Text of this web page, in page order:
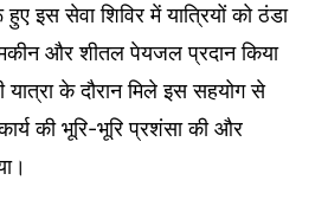
इस सेवा शिविर में यात्रियों को ठंडा
और शीतल पेयजल प्रदान किया
यात्रा के दौरान मिले इस सहयोग से
की भूरि-भूरि प्रशंसा की और